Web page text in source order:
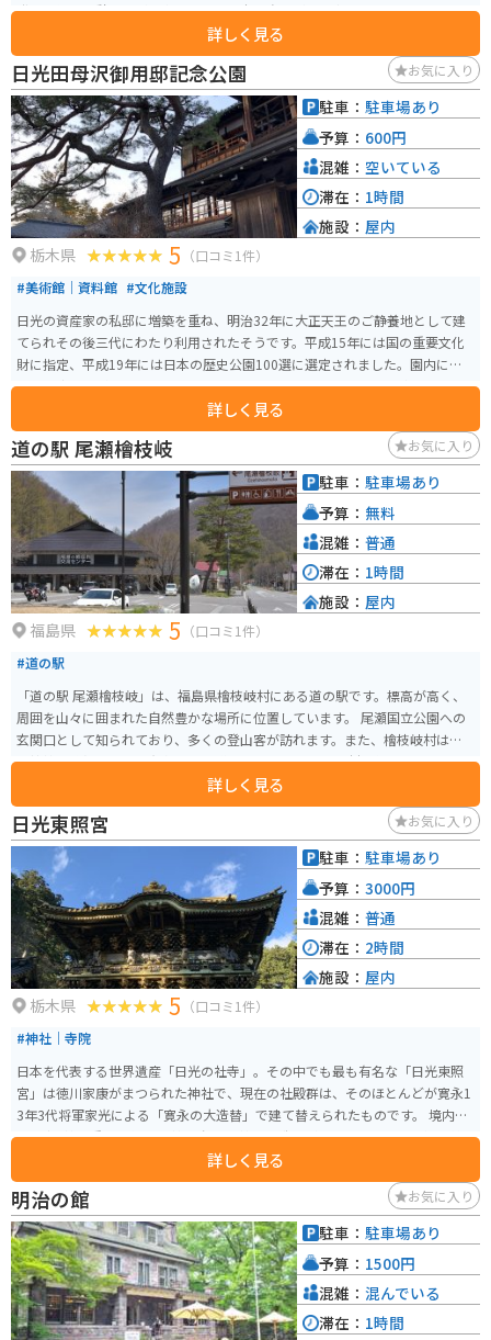
登頂可能。休憩しながら進めるため体力に自信がない方でも安心です。 頂上
では天気が良ければ雲海が広がり、夏にはニッコウキスゲの鮮やかな群生が
楽しめます。高原道路は走りやすく、カーブが続く爽快なルートでバイクツ
ーリングにも最適。霧が立ち込める幻想的な景色に出会えることもあり、写
真好きにも人気のスポットです。
詳しく見る
日光田母沢御用邸記念公園 お気に入り
栃木県 5 （口コミ1件）
#美術館｜資料館 #文化施設
日光の資産家の私邸に増築を重ね、明治32年に大正天王のご静養地として建
てられその後三代にわたり利用されたそうです。平成15年には国の重要文化
財に指定、平成19年には日本の歴史公園100選に選定されました。園内には
期間限定ですが茶寮もあります。 四季折々のすばらしい庭園は見事です。幼
少の明仁上皇陛下が疎開していたときの防空壕跡もあり、見応えがありま
す。
詳しく見る
駐車： 駐車場あり
予算： 600円
混雑： 空いている
滞在： 1時間
施設： 屋内
道の駅 尾瀬檜枝岐 お気に入り
福島県 5 （口コミ1件）
#道の駅
「道の駅 尾瀬檜枝岐」は、福島県檜枝岐村にある道の駅です。標高が高く、
周囲を山々に囲まれた自然豊かな場所に位置しています。 尾瀬国立公園への
玄関口として知られており、多くの登山客が訪れます。また、檜枝岐村は
「檜枝岐歌舞伎」でも有名です。 道の駅には、地元の食材を使ったレストラ
ンや、特産品を販売する売店があります。檜枝岐そばや山菜料理などが人気
です。バイクで訪れる場合は、駐車場も広々としているので安心です。 周辺
には、温泉施設やキャンプ場などもありますので、観光の拠点としても最適
です。
詳しく見る
駐車： 駐車場あり
予算： 無料
混雑： 普通
滞在： 1時間
施設： 屋内
日光東照宮 お気に入り
栃木県 5 （口コミ1件）
#神社｜寺院
日本を代表する世界遺産「日光の社寺」。その中でも最も有名な「日光東照
宮」は徳川家康がまつられた神社で、現在の社殿群は、そのほとんどが寛永1
3年3代将軍家光による「寛永の大造替」で建て替えられたものです。 境内に
は国宝8棟、重要文化財34棟を含む55棟の建造物が並び、その豪華絢爛な美
しさは圧巻です。全国各地から集められた名工により、建物には漆や極彩色
がほどこされ、柱などには数多くの彫刻が飾られています。
詳しく見る
駐車： 駐車場あり
予算： 3000円
混雑： 普通
滞在： 2時間
施設： 屋内
明治の館 お気に入り
駐車： 駐車場あり
予算： 1500円
混雑： 混んでいる
滞在： 1時間